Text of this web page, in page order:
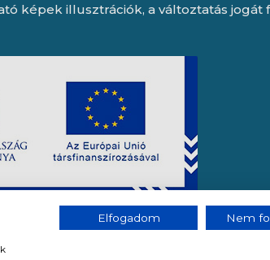
képek illusztrációk, a változtatás jogát
Elfogadom Nem